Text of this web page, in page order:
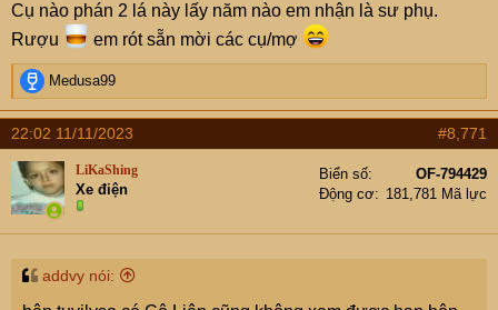
Cụ nào phán 2 lá này lấy năm nào em nhận là sư phụ.
Rượu
em rót sẵn mời các cụ/mợ
R
e
a
c
t
i
o
n
s
Medusa99
22:02 11/11/2023 #8,771
LiKaShing
Xe điện
Biển số
OF-794429
Động cơ
181,781 Mã lực
addvy nói: